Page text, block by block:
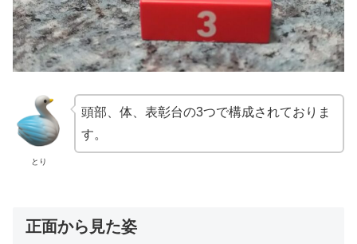
とり
頭部、体、表彰台の3つで構成されておりま
す。
正面から見た姿